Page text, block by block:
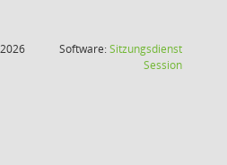
Software:Sitzungsdienst
Session(Wird in